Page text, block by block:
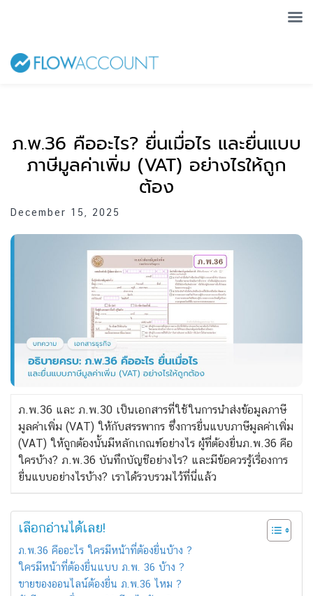
ภ.พ.36 คืออะไร? ยื่นเมื่อไร และยื่นแบบ
ภาษีมูลค่าเพิ่ม (VAT) อย่างไรให้ถูก
ต้อง
December 15, 2025
ภ.พ.36 และ ภ.พ.30 เป็นเอกสารที่ใช้ในการนำส่งข้อมูลภาษี
มูลค่าเพิ่ม (VAT) ให้กับสรรพากร ซึ่งการยื่นแบบภาษีมูลค่าเพิ่ม
(VAT) ให้ถูกต้องนั้นมีหลักเกณฑ์อย่างไร ผู้ที่ต้องยื่นภ.พ.36 คือ
ใครบ้าง? ภ.พ.36 บันทึกบัญชีอย่างไร? และมีข้อควรรู้เรื่องการ
ยื่นแบบอย่างไรบ้าง? เราได้รวบรวมไว้ที่นี่แล้ว
เลือกอ่านได้เลย!
ภ.พ.36 คืออะไร ใครมีหน้าที่ต้องยื่นบ้าง ?
ใครมีหน้าที่ต้องยื่นแบบ ภ.พ. 36 บ้าง ?
ขายของออนไลน์ต้องยื่น ภ.พ.36 ไหม ?